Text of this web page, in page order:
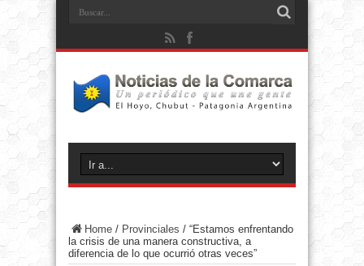
Home / Provinciales / “Estamos enfrentando
la crisis de una manera constructiva, a
diferencia de lo que ocurrió otras veces”